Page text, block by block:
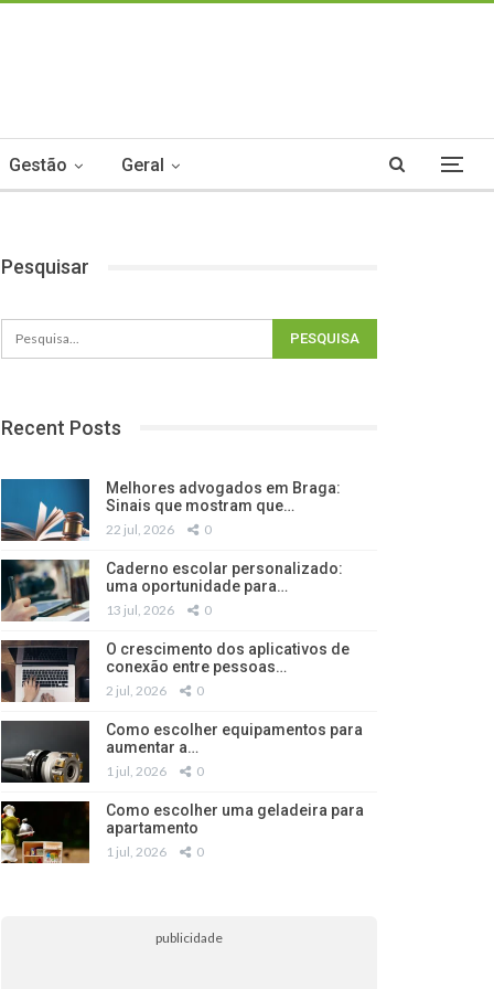
Gestão Geral
Pesquisar
Recent Posts
Melhores advogados em Braga:
Sinais que mostram que…
22 jul, 2026 0
Caderno escolar personalizado:
uma oportunidade para…
13 jul, 2026 0
O crescimento dos aplicativos de
conexão entre pessoas…
2 jul, 2026 0
Como escolher equipamentos para
aumentar a…
1 jul, 2026 0
Como escolher uma geladeira para
apartamento
1 jul, 2026 0
publicidade